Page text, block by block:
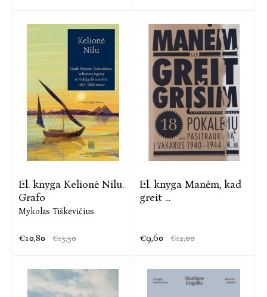
El. knyga Kelionė Nilu.
Grafo
Mykolas Tiškevičius
€10,80 €13,50
El. knyga Manėm, kad
greit ...
€9,60 €12,00